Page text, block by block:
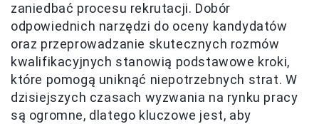
zaniedbać procesu rekrutacji. Dobór
odpowiednich narzędzi do oceny kandydatów
oraz przeprowadzanie skutecznych rozmów
kwalifikacyjnych stanowią podstawowe kroki,
które pomogą uniknąć niepotrzebnych strat. W
dzisiejszych czasach wyzwania na rynku pracy
są ogromne, dlatego kluczowe jest, aby